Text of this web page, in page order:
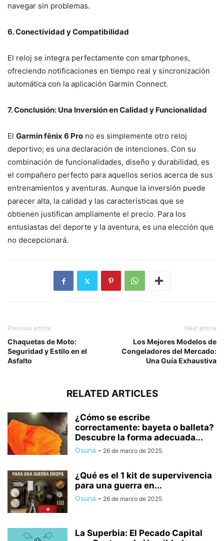
navegar sin problemas.
6. Conectividad y Compatibilidad
El reloj se integra perfectamente con smartphones,
ofreciendo notificaciones en tiempo real y sincronización
automática con la aplicación Garmin Connect.
7. Conclusión: Una Inversión en Calidad y Funcionalidad
El Garmin fēnix 6 Pro no es simplemente otro reloj
deportivo; es una declaración de intenciones. Con su
combinación de funcionalidades, diseño y durabilidad, es
el compañero perfecto para aquellos serios acerca de sus
entrenamientos y aventuras. Aunque la inversión puede
parecer alta, la calidad y las características que se
obtienen justifican ampliamente el precio. Para los
entusiastas del deporte y la aventura, es una elección que
no decepcionará.
Previous article
Chaquetas de Moto:
Seguridad y Estilo en el
Asfalto
Next article
Los Mejores Modelos de
Congeladores del Mercado:
Una Guía Exhaustiva
RELATED ARTICLES
¿Cómo se escribe
correctamente: bayeta o balleta?
Descubre la forma adecuada...
Osuna - 26 de marzo de 2025
¿Qué es el 1 kit de supervivencia
para una guerra en...
Osuna - 26 de marzo de 2025
La Superbia: El Pecado Capital